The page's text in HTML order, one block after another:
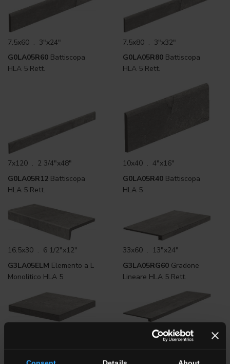
7.5x60 . 3"x24"
G0LA05R60 Battiscopa
HLA 5 Rett.
7.5x80 . 3"x32"
G0LA05R80 Battiscopa
HLA 5 Rett.
7x120 . 2 3/4"x48"
G0LA05R12 Battiscopa
HLA 5 Rett.
10x40 . 4"x16"
G0LA05R40 Battiscopa
HLA 5
16.5x30 . 6 1/2"x12"
G3LA05ELM Elemento a L
Monolitico HLA 5
33x60 . 13"x24"
G3LA05RG60 Gradone
Lineare HLA 5 Rett.
Angolare HLA 5 Rett.
33x120 . 13"x48"
Lineare HLA 5 Rett.